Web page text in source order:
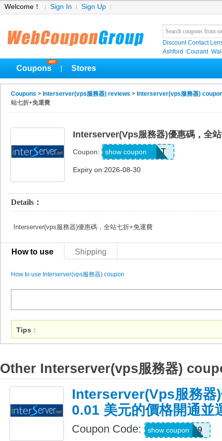
Welcome！ Sign In Sign Up
Discount Contact
Ashford Courant
Coupons Stores
Coupons > Interserver(vps服務器) reviews > Interserver(vps服務器)
站七折+免運費
Interserver(vps服務器)優惠碼，全
Coupon: SERVERHOST
show coupon
Expiry on:2026-08-30
Details：
Interserver(vps服務器)優惠碼，全站七折+免運費
How to use Shipping
How to use Interserver(vps服務器) coupon
Tips ：
Other Interserver(vps服務器)
Interserver(vps服務器
0.01 美元的價格開通並
Coupon Code: DEAL69
show coupon